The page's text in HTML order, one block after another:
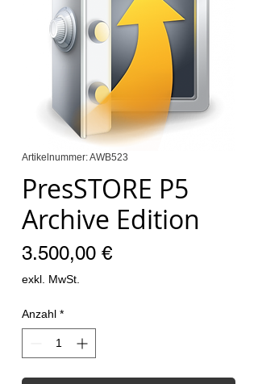
Artikelnummer: AWB523
PresSTORE P5
Archive Edition
3.500,00 €Preis
exkl. MwSt.
Anzahl *